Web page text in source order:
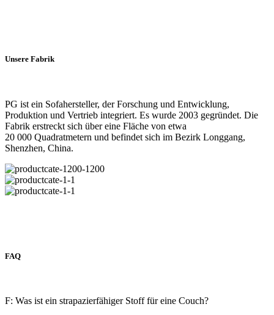
Unsere Fabrik
PG ist ein Sofahersteller, der Forschung und Entwicklung,
Produktion und Vertrieb integriert. Es wurde 2003 gegründet. Die
Fabrik erstreckt sich über eine Fläche von etwa
20 000 Quadratmetern und befindet sich im Bezirk Longgang,
Shenzhen, China.
FAQ
F: Was ist ein strapazierfähiger Stoff für eine Couch?